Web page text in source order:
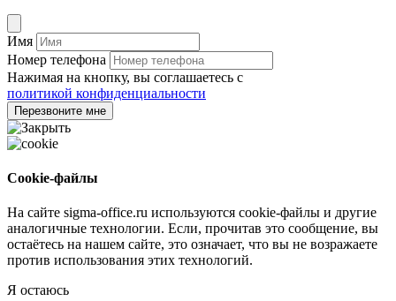
Имя
Номер телефона
Нажимая на кнопку, вы соглашаетесь с
политикой конфиденциальности
Перезвоните мне
Cookie-файлы
На сайте sigma-office.ru используются cookie-файлы и другие
аналогичные технологии. Если, прочитав это сообщение, вы
остаётесь на нашем сайте, это означает, что вы не возражаете
против использования этих технологий.
Я остаюсь